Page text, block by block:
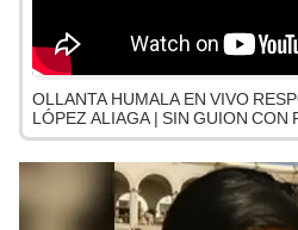
OLLANTA HUMALA EN VIVO
LÓPEZ ALIAGA | SIN GUION CON